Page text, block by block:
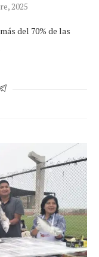
2025
del 70% de las